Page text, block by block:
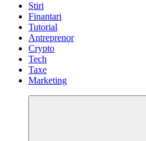
Stiri
Finantari
Tutorial
Antreprenor
Crypto
Tech
Taxe
Marketing